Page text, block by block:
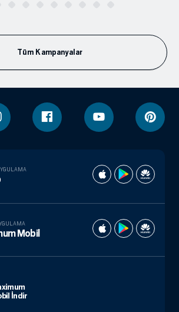
Tüm Kampanyalar
Mobil
İndir